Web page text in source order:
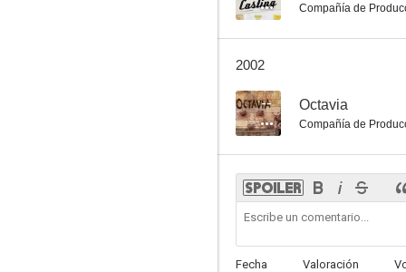
Compañía de
2002
-- Octavia
Compañía de
Fecha Valoración